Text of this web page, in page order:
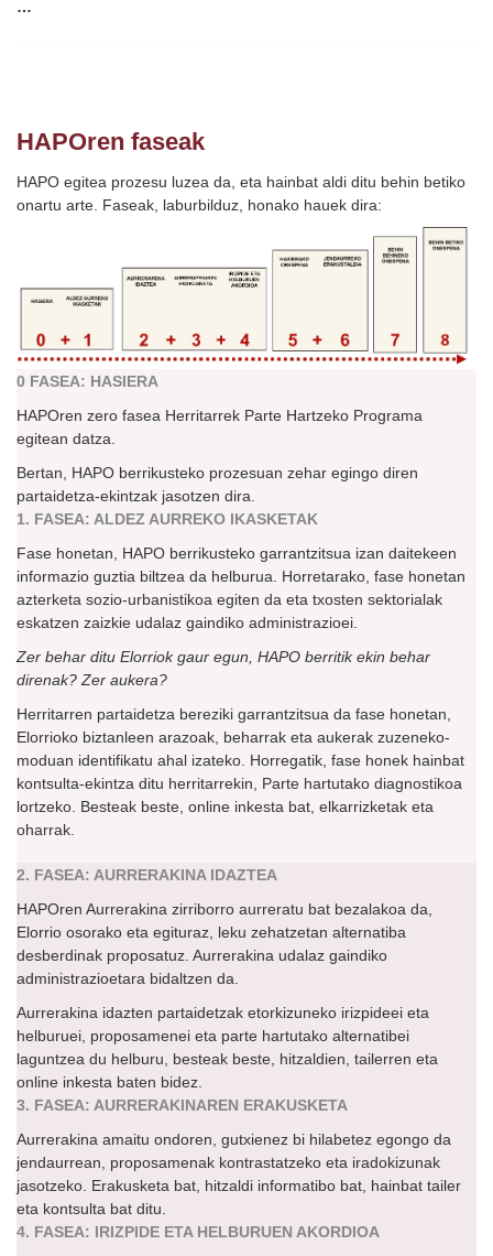
…
HAPOren faseak
HAPO egitea prozesu luzea da, eta hainbat aldi ditu behin betiko
onartu arte. Faseak, laburbilduz, honako hauek dira:
0 FASEA: HASIERA
HAPOren zero fasea Herritarrek Parte Hartzeko Programa
egitean datza.
Bertan, HAPO berrikusteko prozesuan zehar egingo diren
partaidetza-ekintzak jasotzen dira.
1. FASEA: ALDEZ AURREKO IKASKETAK
Fase honetan, HAPO berrikusteko garrantzitsua izan daitekeen
informazio guztia biltzea da helburua. Horretarako, fase honetan
azterketa sozio-urbanistikoa egiten da eta txosten sektorialak
eskatzen zaizkie udalaz gaindiko administrazioei.
Zer behar ditu Elorriok gaur egun, HAPO berritik ekin behar
direnak? Zer aukera?
Herritarren partaidetza bereziki garrantzitsua da fase honetan,
Elorrioko biztanleen arazoak, beharrak eta aukerak zuzeneko-
moduan identifikatu ahal izateko. Horregatik, fase honek hainbat
kontsulta-ekintza ditu herritarrekin, Parte hartutako diagnostikoa
lortzeko. Besteak beste, online inkesta bat, elkarrizketak eta
oharrak.
2. FASEA: AURRERAKINA IDAZTEA
HAPOren Aurrerakina zirriborro aurreratu bat bezalakoa da,
Elorrio osorako eta egituraz, leku zehatzetan alternatiba
desberdinak proposatuz. Aurrerakina udalaz gaindiko
administrazioetara bidaltzen da.
Aurrerakina idazten partaidetzak etorkizuneko irizpideei eta
helburuei, proposamenei eta parte hartutako alternatibei
laguntzea du helburu, besteak beste, hitzaldien, tailerren eta
online inkesta baten bidez.
3. FASEA: AURRERAKINAREN ERAKUSKETA
Aurrerakina amaitu ondoren, gutxienez bi hilabetez egongo da
jendaurrean, proposamenak kontrastatzeko eta iradokizunak
jasotzeko. Erakusketa bat, hitzaldi informatibo bat, hainbat tailer
eta kontsulta bat ditu.
4. FASEA: IRIZPIDE ETA HELBURUEN AKORDIOA